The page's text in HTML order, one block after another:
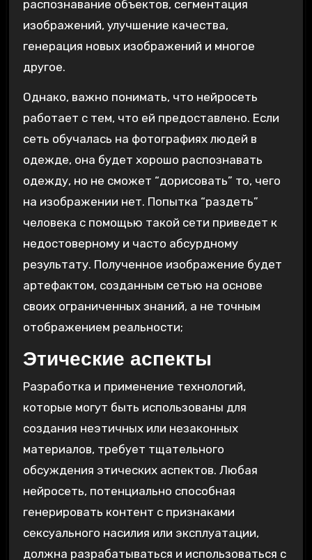
распознавание объектов, сегментация
изображений, улучшение качества,
генерация новых изображений и многое
другое.
Однако, важно понимать, что нейросеть
работает с тем, что ей предоставлено. Если
сеть обучалась на фотографиях людей в
одежде, она будет хорошо распознавать
одежду, но не сможет “дорисовать” то, чего
на изображении нет. Попытка “раздеть”
человека с помощью такой сети приведет к
недостоверному и часто абсурдному
результату. Полученное изображение будет
артефактом, созданным сетью на основе
своих ограниченных знаний, а не точным
отображением реальности;
Этические аспекты
Разработка и применение технологий,
которые могут быть использованы для
создания неэтичных или незаконных
материалов, требует тщательного
обсуждения этических аспектов. Любая
нейросеть, потенциально способная
генерировать контент с признаками
сексуального насилия или эксплуатации,
должна разрабатываться и использоваться с